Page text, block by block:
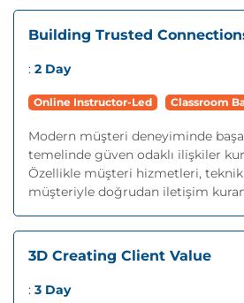
Building Trusted
: 2 Day
Online Instructor-Led Classroom
Modern müşteri deneyiminde
temelinde güven odaklı ilişkiler
Özellikle müşteri hizmetleri,
müşteriyle doğrudan iletişim
3D Creating Client Value
: 3 Day